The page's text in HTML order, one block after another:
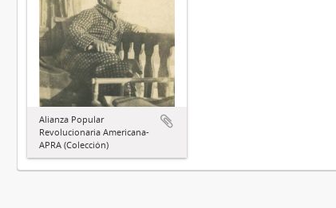
Alianza Popular
Revolucionaria Americana-
APRA (Colección)